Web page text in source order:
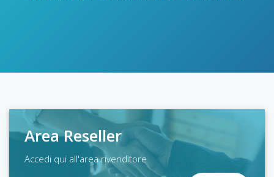
Area Reseller
Accedi qui all'area rivenditore